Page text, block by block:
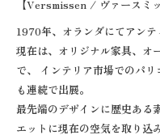
【Versmissen / ヴァースミッ
1970年、オランダにてアンテ
現在は、オリジナル家具、オ
で、 インテリア市場でのパ
も連続で出展。
最先端のデザインに歴史ある
エットに現在の空気を取り込